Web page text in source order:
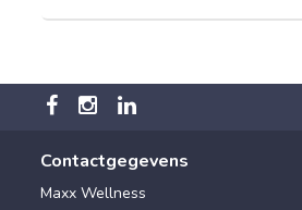
Contactgegevens
Maxx Wellness